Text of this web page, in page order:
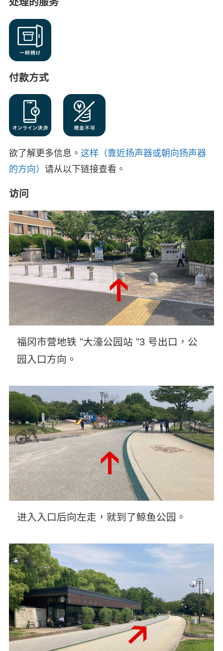
付款方式
欲了解更多信息。 这样（靠近扬声器或朝向扬声器
的方向） 请从以下链接查看。
访问
福冈市营地铁 "大濠公园站 "3 号出口，公
园入口方向。
进入入口后向左走，就到了鲸鱼公园。